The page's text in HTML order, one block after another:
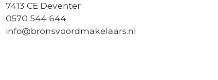
7413 CE Deventer
0570 544 644
info@bronsvoordmakelaars.nl